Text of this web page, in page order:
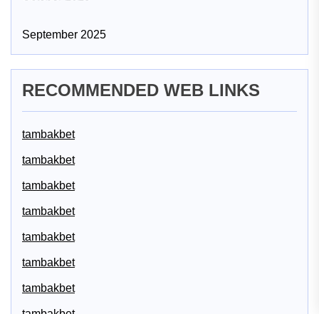
September 2025
RECOMMENDED WEB LINKS
tambakbet
tambakbet
tambakbet
tambakbet
tambakbet
tambakbet
tambakbet